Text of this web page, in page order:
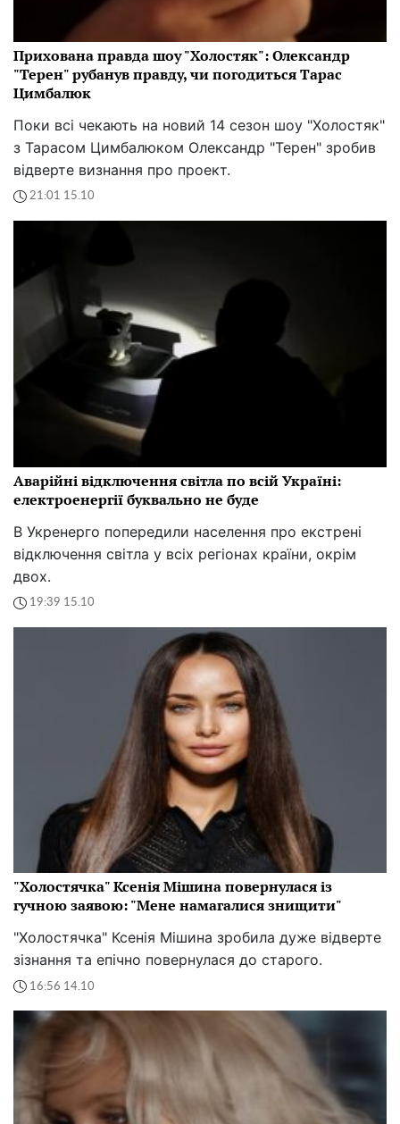
Прихована правда шоу "Холостяк": Олександр
"Терен" рубанув правду, чи погодиться Тарас
Цимбалюк
Поки всі чекають на новий 14 сезон шоу "Холостяк"
з Тарасом Цимбалюком Олександр "Терен" зробив
відверте визнання про проект.
21:01 15.10
Аварійні відключення світла по всій Україні:
електроенергії буквально не буде
В Укренерго попередили населення про екстрені
відключення світла у всіх регіонах країни, окрім
двох.
19:39 15.10
"Холостячка" Ксенія Мішина повернулася із
гучною заявою: "Мене намагалися знищити"
"Холостячка" Ксенія Мішина зробила дуже відверте
зізнання та епічно повернулася до старого.
16:56 14.10